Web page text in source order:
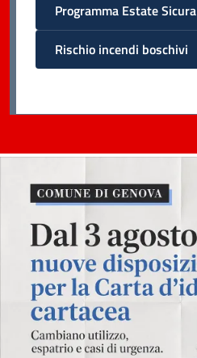
Programma Estate Sicura
Rischio incendi boschivi